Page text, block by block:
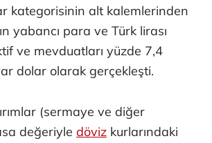
kategorisinin alt kalemlerinden
yabancı para ve Türk lirası
ve mevduatları yüzde 7,4
dolar olarak gerçekleşti.
(sermaye ve diğer
değeriyle döviz kurlarındaki